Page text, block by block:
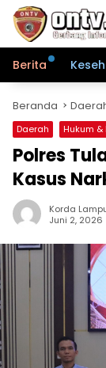
Langsung
konten
Berita
Beranda
Daerah Hukum
Polres
Kasus
Korda
Juni 2, 2026